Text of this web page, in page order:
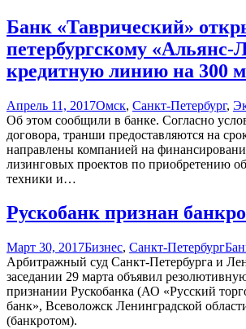
Банк «Таврический»
петербургскому «Альянс-
кредитную линию на 300
Апрель 11, 2017Омск, Санкт-Петербург,
Об этом сообщили в банке. Согласно
договора, транши предоставляются на
направлены компанией на
лизинговых проектов по приобретению
техники и…
Рускобанк признан
Март 30, 2017Бизнес, Санкт-Петербург
Арбитражный суд Санкт-Петербурга и
заседании 29 марта объявил
признании Рускобанка (АО «Русский
банк», Всеволожск Ленинградской
(банкротом).